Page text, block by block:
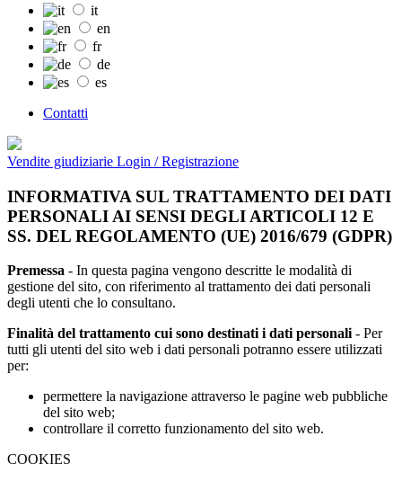
it
en
fr
de
es
Contatti
Vendite giudiziarie Login / Registrazione
INFORMATIVA SUL TRATTAMENTO DEI DATI
PERSONALI AI SENSI DEGLI ARTICOLI 12 E
SS. DEL REGOLAMENTO (UE) 2016/679 (GDPR)
Premessa - In questa pagina vengono descritte le modalità di
gestione del sito, con riferimento al trattamento dei dati personali
degli utenti che lo consultano.
Finalità del trattamento cui sono destinati i dati personali- Per
tutti gli utenti del sito web i dati personali potranno essere utilizzati
per:
permettere la navigazione attraverso le pagine web pubbliche
del sito web;
controllare il corretto funzionamento del sito web.
COOKIES